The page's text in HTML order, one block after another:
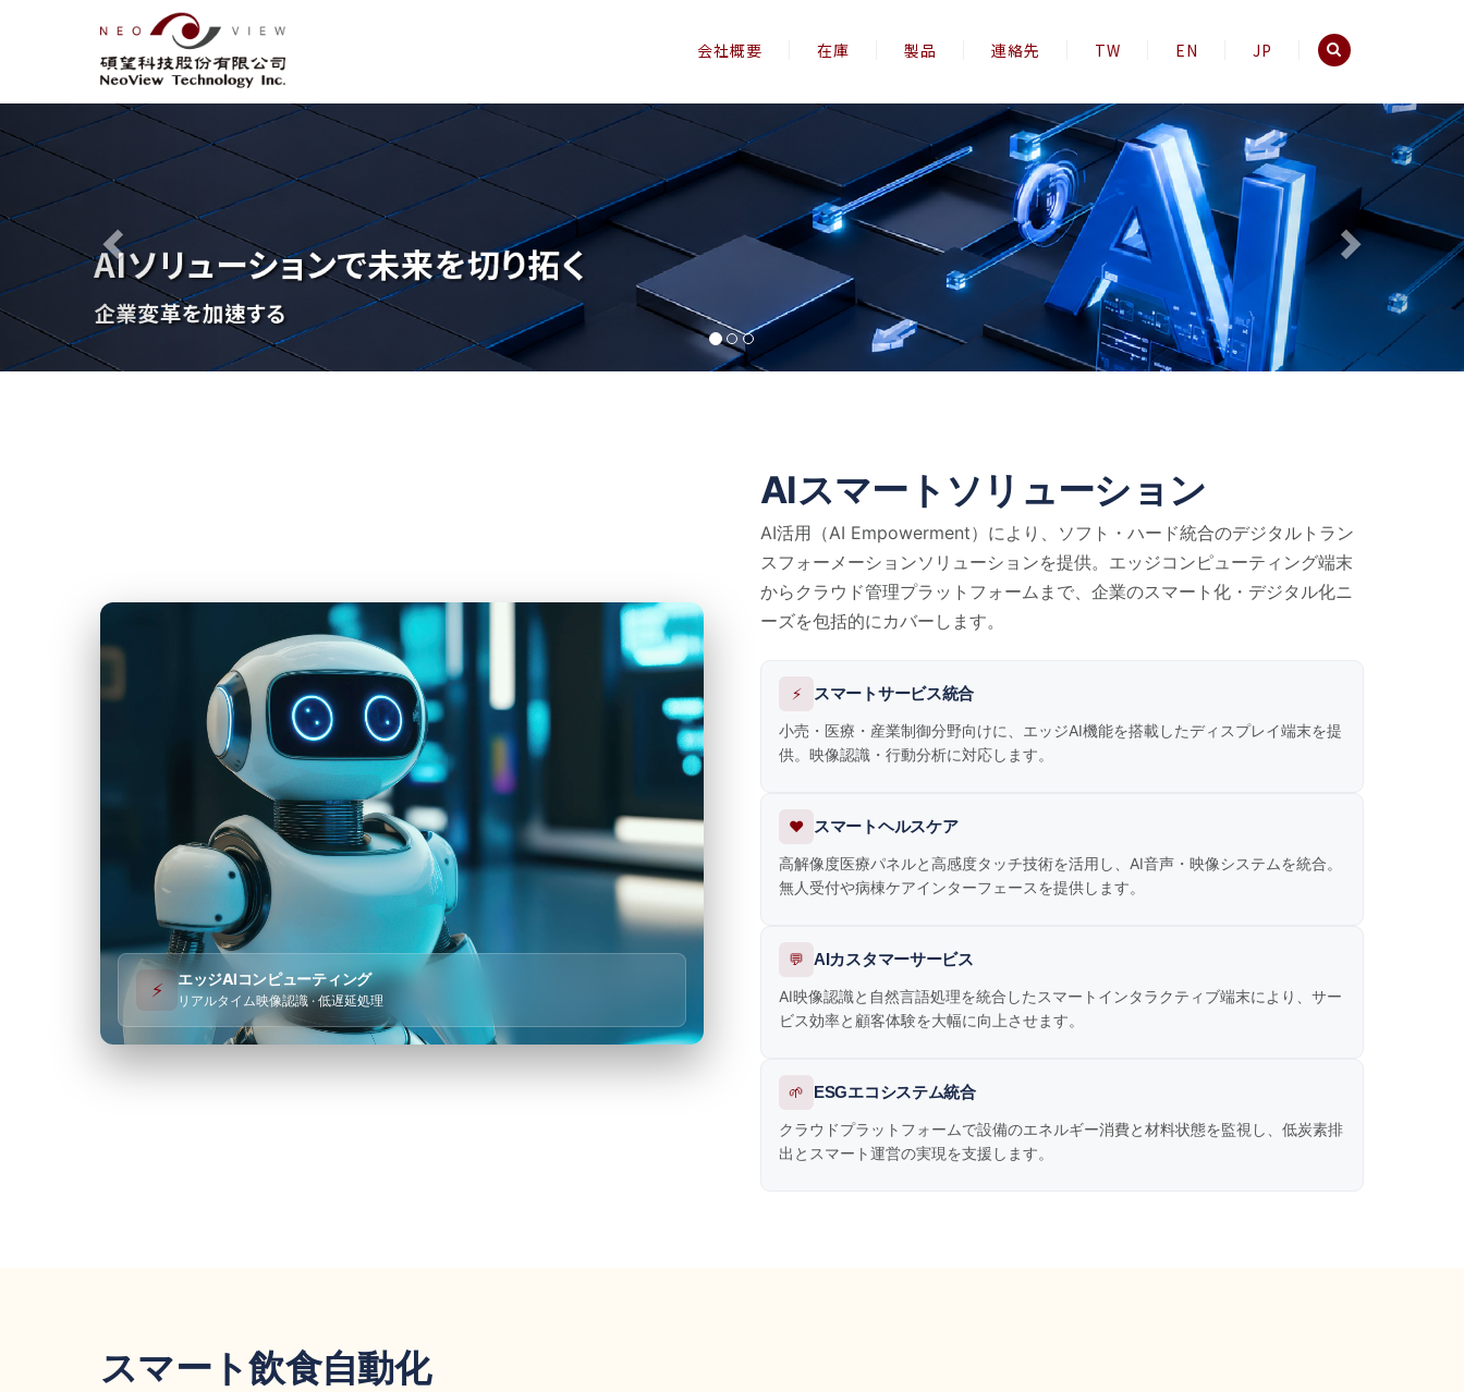
会社概要 在庫 製品 連絡先 TW EN JP
Previous Next
⚡
エッジAIコンピューティング
リアルタイム映像認識 · 低遅延処理
AIスマートソリューション
AI活用（AI Empowerment）により、ソフト・ハード統合のデジタルトラン
スフォーメーションソリューションを提供。エッジコンピューティング端末
からクラウド管理プラットフォームまで、企業のスマート化・デジタル化ニ
ーズを包括的にカバーします。
⚡
スマートサービス統合
小売・医療・産業制御分野向けに、エッジAI機能を搭載したディスプレイ端末を提
供。映像認識・行動分析に対応します。
❤️
スマートヘルスケア
高解像度医療パネルと高感度タッチ技術を活用し、AI音声・映像システムを統合。
無人受付や病棟ケアインターフェースを提供します。
💬 AIカスタマーサービス
AI映像認識と自然言語処理を統合したスマートインタラクティブ端末により、サー
ビス効率と顧客体験を大幅に向上させます。
🌱
ESGエコシステム統合
クラウドプラットフォームで設備のエネルギー消費と材料状態を監視し、低炭素排
出とスマート運営の実現を支援します。
スマート飲食自動化